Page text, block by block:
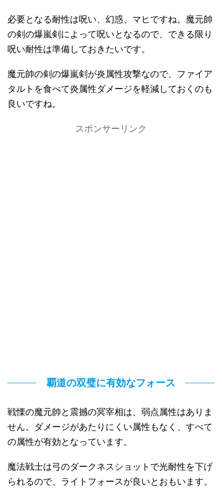
必要となる耐性は呪い、幻惑、マヒですね。魔元帥
の剣の爆嵐剣によって呪いとなるので、できる限り
呪い耐性は準備しておきたいです。
魔元帥の剣の爆嵐剣が炎属性攻撃なので、ファイア
タルトを食べて炎属性ダメージを軽減しておくのも
良いですね。
スポンサーリンク
覇道の双璧に有効なフォース
戦慄の魔元帥と震撼の冥宰相は、弱点属性はありま
せん。ダメージがあたりにくい属性もなく、すべて
の属性が有効となっています。
魔法戦士は弓のダークネスショットで光耐性を下げ
られるので、ライトフォースが良いとおもいます。